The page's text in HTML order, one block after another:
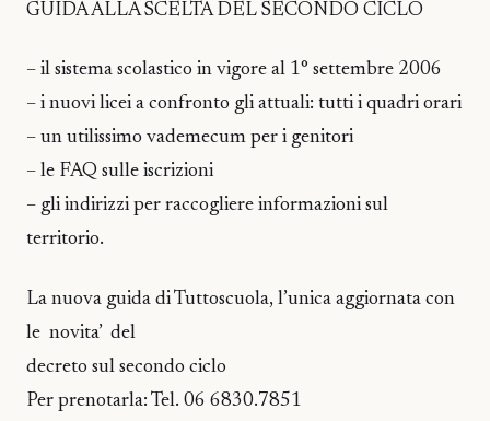
GUIDA ALLA SCELTA DEL SECONDO CICLO
– il sistema scolastico in vigore al 1° settembre 2006
– i nuovi licei a confronto gli attuali: tutti i quadri orari
– un utilissimo vademecum per i genitori
– le FAQ sulle iscrizioni
– gli indirizzi per raccogliere informazioni sul
territorio.
La nuova guida di Tuttoscuola, l’unica aggiornata con
le novita’ del
decreto sul secondo ciclo
Per prenotarla: Tel. 06 6830.7851